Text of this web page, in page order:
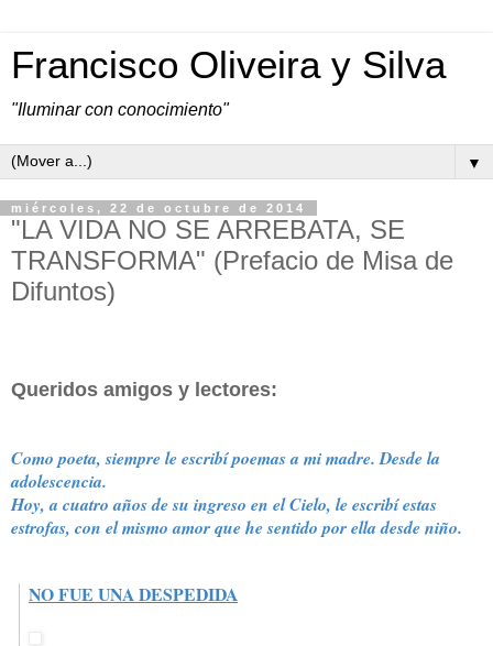
Francisco Oliveira y Silva
"Iluminar con conocimiento"
▼
miércoles, 22 de octubre de 2014
"LA VIDA NO SE ARREBATA, SE
TRANSFORMA" (Prefacio de Misa de
Difuntos)
Queridos amigos y lectores:
Como poeta, siempre le escribí poemas a mi madre. Desde la
adolescencia.
Hoy, a cuatro años de su ingreso en el Cielo, le escribí estas
estrofas, con el mismo amor que he sentido por ella desde niño.
NO FUE UNA DESPEDIDA